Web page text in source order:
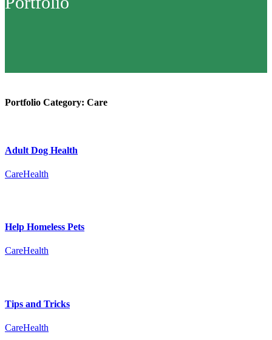
Portfolio Category: Care
Adult Dog Health
CareHealth
Help Homeless Pets
CareHealth
Tips and Tricks
CareHealth